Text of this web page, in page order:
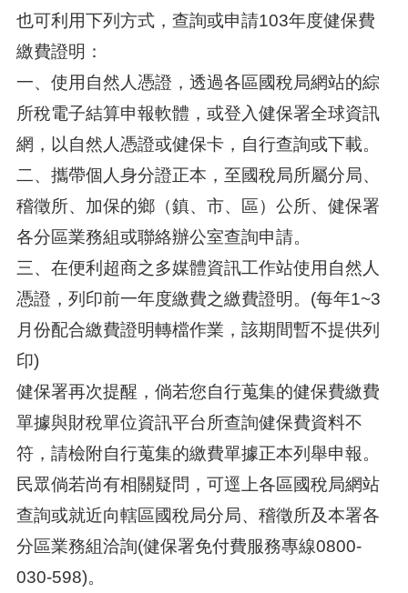
也可利用下列方式，查詢或申請103年度健保費
繳費證明：
一、使用自然人憑證，透過各區國稅局網站的綜
所稅電子結算申報軟體，或登入健保署全球資訊
網，以自然人憑證或健保卡，自行查詢或下載。
二、攜帶個人身分證正本，至國稅局所屬分局、
稽徵所、加保的鄉（鎮、市、區）公所、健保署
各分區業務組或聯絡辦公室查詢申請。
三、在便利超商之多媒體資訊工作站使用自然人
憑證，列印前一年度繳費之繳費證明。(每年1~3
月份配合繳費證明轉檔作業，該期間暫不提供列
印)
健保署再次提醒，倘若您自行蒐集的健保費繳費
單據與財稅單位資訊平台所查詢健保費資料不
符，請檢附自行蒐集的繳費單據正本列舉申報。
民眾倘若尚有相關疑問，可逕上各區國稅局網站
查詢或就近向轄區國稅局分局、稽徵所及本署各
分區業務組洽詢(健保署免付費服務專線0800-
030-598)。